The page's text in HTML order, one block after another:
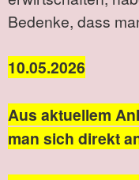
Bedenke, dass
10.05.2026
Aus aktuellem
man sich direkt